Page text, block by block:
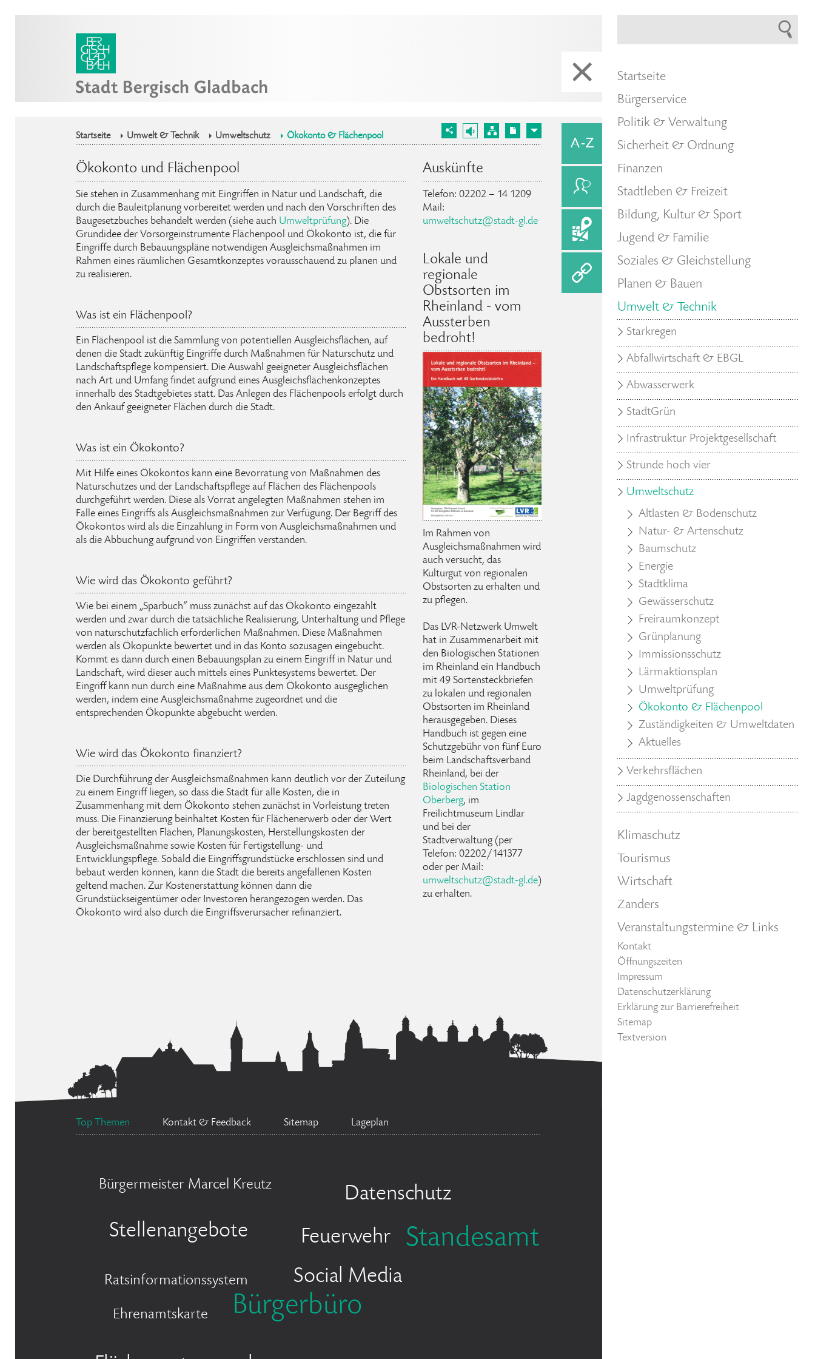
Startseite Umwelt & Technik Umweltschutz Ökokonto & Flächenpool
Ökokonto und Flächenpool
Sie stehen in Zusammenhang mit Eingriffen in Natur und Landschaft, die
durch die Bauleitplanung vorbereitet werden und nach den Vorschriften des
Baugesetzbuches behandelt werden (siehe auch Umweltprüfung). Die
Grundidee der Vorsorgeinstrumente Flächenpool und Ökokonto ist, die für
Eingriffe durch Bebauungspläne notwendigen Ausgleichsmaßnahmen im
Rahmen eines räumlichen Gesamtkonzeptes vorausschauend zu planen und
zu realisieren.
Was ist ein Flächenpool?
Ein Flächenpool ist die Sammlung von potentiellen Ausgleichsflächen, auf
denen die Stadt zukünftig Eingriffe durch Maßnahmen für Naturschutz und
Landschaftspflege kompensiert. Die Auswahl geeigneter Ausgleichsflächen
nach Art und Umfang findet aufgrund eines Ausgleichsflächenkonzeptes
innerhalb des Stadtgebietes statt. Das Anlegen des Flächenpools erfolgt durch
den Ankauf geeigneter Flächen durch die Stadt.
Was ist ein Ökokonto?
Mit Hilfe eines Ökokontos kann eine Bevorratung von Maßnahmen des
Naturschutzes und der Landschaftspflege auf Flächen des Flächenpools
durchgeführt werden. Diese als Vorrat angelegten Maßnahmen stehen im
Falle eines Eingriffs als Ausgleichsmaßnahmen zur Verfügung. Der Begriff des
Ökokontos wird als die Einzahlung in Form von Ausgleichsmaßnahmen und
als die Abbuchung aufgrund von Eingriffen verstanden.
Wie wird das Ökokonto geführt?
Wie bei einem „Sparbuch“ muss zunächst auf das Ökokonto eingezahlt
werden und zwar durch die tatsächliche Realisierung, Unterhaltung und Pflege
von naturschutzfachlich erforderlichen Maßnahmen. Diese Maßnahmen
werden als Ökopunkte bewertet und in das Konto sozusagen eingebucht.
Kommt es dann durch einen Bebauungsplan zu einem Eingriff in Natur und
Landschaft, wird dieser auch mittels eines Punktesystems bewertet. Der
Eingriff kann nun durch eine Maßnahme aus dem Ökokonto ausgeglichen
werden, indem eine Ausgleichsmaßnahme zugeordnet und die
entsprechenden Ökopunkte abgebucht werden.
Wie wird das Ökokonto finanziert?
Die Durchführung der Ausgleichsmaßnahmen kann deutlich vor der Zuteilung
zu einem Eingriff liegen, so dass die Stadt für alle Kosten, die in
Zusammenhang mit dem Ökokonto stehen zunächst in Vorleistung treten
muss. Die Finanzierung beinhaltet Kosten für Flächenerwerb oder der Wert
der bereitgestellten Flächen, Planungskosten, Herstellungskosten der
Ausgleichsmaßnahme sowie Kosten für Fertigstellung- und
Entwicklungspflege. Sobald die Eingriffsgrundstücke erschlossen sind und
bebaut werden können, kann die Stadt die bereits angefallenen Kosten
geltend machen. Zur Kostenerstattung können dann die
Grundstückseigentümer oder Investoren herangezogen werden. Das
Ökokonto wird also durch die Eingriffsverursacher refinanziert.
Auskünfte
Telefon: 02202 – 14 1209
Mail:
umweltschutz@stadt-gl.de
Lokale und
regionale
Obstsorten im
Rheinland - vom
Aussterben
bedroht!
Im Rahmen von
Ausgleichsmaßnahmen wird
auch versucht, das
Kulturgut von regionalen
Obstsorten zu erhalten und
zu pflegen.
Das LVR-Netzwerk Umwelt
hat in Zusammenarbeit mit
den Biologischen Stationen
im Rheinland ein Handbuch
mit 49 Sortensteckbriefen
zu lokalen und regionalen
Obstsorten im Rheinland
herausgegeben. Dieses
Handbuch ist gegen eine
Schutzgebühr von fünf Euro
beim Landschaftsverband
Rheinland, bei der
Biologischen Station
Oberberg, im
Freilichtmuseum Lindlar
und bei der
Stadtverwaltung (per
Telefon: 02202/141377
oder per Mail:
umweltschutz@stadt-gl.de)
zu erhalten.
Top Themen Kontakt & Feedback Sitemap Lageplan
Bürgermeister Marcel Kreutz
Datenschutz
Stellenangebote
Feuerwehr Standesamt
Ratsinformationssystem Social Media
Ehrenamtskarte Bürgerbüro
Startseite
Bürgerservice
Politik & Verwaltung
Sicherheit & Ordnung
Finanzen
Stadtleben & Freizeit
Bildung, Kultur & Sport
Jugend & Familie
Soziales & Gleichstellung
Planen & Bauen
Umwelt & Technik
Starkregen
Abfallwirtschaft & EBGL
Abwasserwerk
StadtGrün
Infrastruktur Projektgesellschaft
Strunde hoch vier
Umweltschutz
Altlasten & Bodenschutz
Natur- & Artenschutz
Baumschutz
Energie
Stadtklima
Gewässerschutz
Freiraumkonzept
Grünplanung
Immissionsschutz
Lärmaktionsplan
Umweltprüfung
Ökokonto & Flächenpool
Zuständigkeiten & Umweltdaten
Aktuelles
Verkehrsflächen
Jagdgenossenschaften
Klimaschutz
Tourismus
Wirtschaft
Zanders
Veranstaltungstermine & Links
Kontakt
Öffnungszeiten
Impressum
Datenschutzerklärung
Erklärung zur Barrierefreiheit
Sitemap
Textversion